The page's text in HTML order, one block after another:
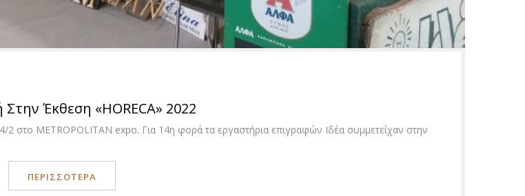
Έκθεση «ΗΟRECA» 2022
στο METROPOLITAN expo. Για 14η φορά τα εργαστήρια επιγραφών Ιδέα συμμετείχαν στην
ΠΕΡΙΣΣΟΤΕΡΑ